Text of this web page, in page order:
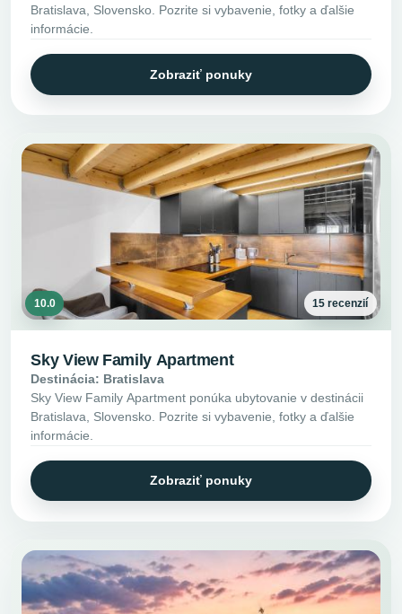
Bratislava, Slovensko. Pozrite si vybavenie, fotky a ďalšie
informácie.
Zobraziť ponuky
10.0 15 recenzií
Sky View Family Apartment
Destinácia: Bratislava
Sky View Family Apartment ponúka ubytovanie v destinácii
Bratislava, Slovensko. Pozrite si vybavenie, fotky a ďalšie
informácie.
Zobraziť ponuky